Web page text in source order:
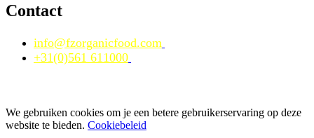
Contact
info@fzorganicfood.com
+31(0)561 611000
We gebruiken cookies om je een betere gebruikerservaring op deze
website te bieden. Cookiebeleid